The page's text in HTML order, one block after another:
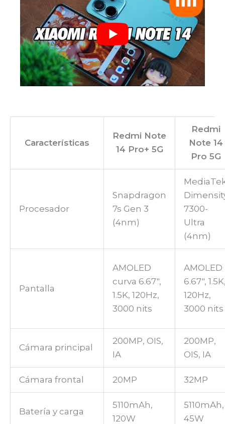
Características
Redmi Note
14 Pro+ 5G
Redmi
Note 14
Pro 5G
Procesador
Snapdragon
7s Gen 3
(4nm)
7300-
Ultra
(4nm)
Pantalla
AMOLED
curva 6.67″,
1.5K, 120Hz,
3000 nits
AMOLED
6.67″,
120Hz,
3000 nits
Cámara principal
200MP, OIS,
IA
200MP,
OIS, IA
Cámara frontal 20MP 32MP
Batería y carga
5110mAh,
120W
5110mAh,
45W